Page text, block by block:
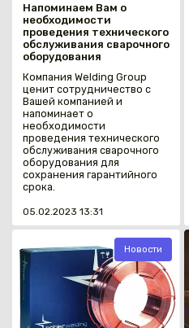
Напоминаем Вам о
необходимости
проведения технического
обслуживания сварочного
оборудования
Компания Welding Group
ценит сотрудничество с
Вашей компанией и
напоминает о
необходимости
проведения технического
обслуживания сварочного
оборудования для
сохранения гарантийного
срока.
05.02.2023 13:31
Новости